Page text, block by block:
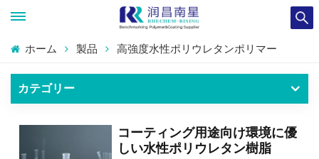
ホーム 製品 高強度水性ポリウレタンポリマー
カテゴリー
コーティング用途向け環境に優
しい水性ポリウレタン樹脂